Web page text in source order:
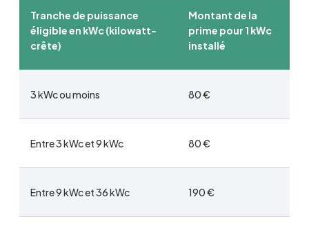
Tranche de puissance
éligible en kWc (kilowatt-
crête)
Montant de la
prime pour 1 kWc
installé
3 kWc ou moins 80 €
Entre 3 kWc et 9 kWc 80 €
Entre 9 kWc et 36 kWc 190 €